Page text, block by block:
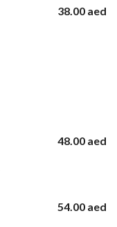
38.00 aed
48.00 aed
54.00 aed